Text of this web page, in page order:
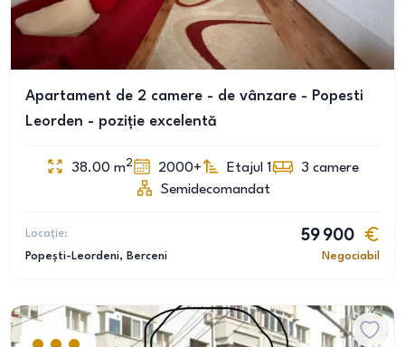
Apartament de 2 camere - de vânzare - Popesti
Leorden - poziție excelentă
38.00 m2 2000+ Etajul 1 3 camere
Semidecomandat
Locație:
Popești-Leordeni, Berceni
59 900
Negociabil